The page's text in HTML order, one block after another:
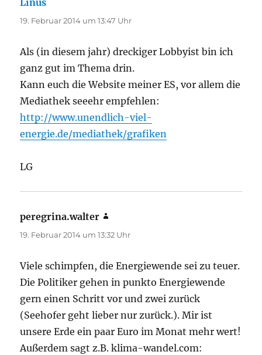
Linus
19. Februar 2014 um 13:47 Uhr
Als (in diesem jahr) dreckiger Lobbyist bin ich
ganz gut im Thema drin.
Kann euch die Website meiner ES, vor allem die
Mediathek seeehr empfehlen:
http://www.unendlich-viel-
energie.de/mediathek/grafiken
LG
peregrina.walter
19. Februar 2014 um 13:32 Uhr
Viele schimpfen, die Energiewende sei zu teuer.
Die Politiker gehen in punkto Energiewende
gern einen Schritt vor und zwei zurück
(Seehofer geht lieber nur zurück.). Mir ist
unsere Erde ein paar Euro im Monat mehr wert!
Außerdem sagt z.B. klima-wandel.com: